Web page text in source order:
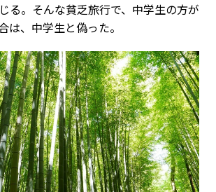
る。そんな貧乏旅行で、中学生の方が
は、中学生と偽った。